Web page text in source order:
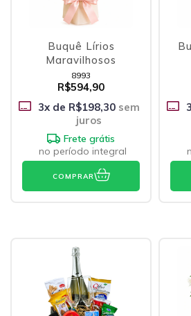
Buquê Lírios
Maravilhosos
8993
R$594,90
3x de R$198,30sem
juros
Frete grátis
no período integral
COMPRAR
3